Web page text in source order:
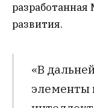
развития.
«В
элементы